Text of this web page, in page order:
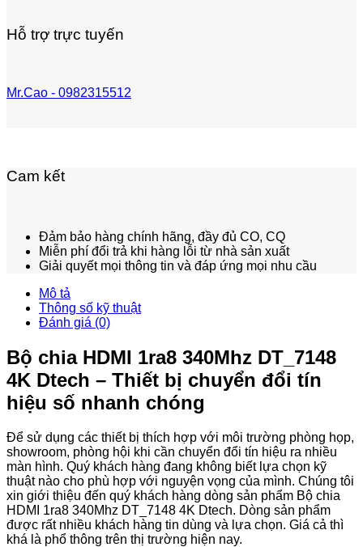
Hỗ trợ trực tuyến
Mr.Cao - 0982315512
Cam kết
Đảm bảo hàng chính hãng, đầy đủ CO, CQ
Miễn phí đổi trả khi hàng lỗi từ nhà sản xuất
Giải quyết mọi thông tin và đáp ứng mọi nhu cầu
Mô tả
Thông số kỹ thuật
Đánh giá (0)
Bộ chia HDMI 1ra8 340Mhz DT_7148
4K Dtech – Thiết bị chuyển đổi tín
hiệu số nhanh chóng
Để sử dụng các thiết bị thích hợp với môi trường phòng họp,
showroom, phòng hội khi cần chuyển đổi tín hiệu ra nhiều
màn hình. Quý khách hàng đang không biết lựa chọn kỹ
thuật nào cho phù hợp với nguyện vọng của mình. Chúng tôi
xin giới thiệu đến quý khách hàng dòng sản phẩm Bộ chia
HDMI 1ra8 340Mhz DT_7148 4K Dtech. Dòng sản phẩm
được rất nhiều khách hàng tin dùng và lựa chọn. Giá cả thì
khá là phổ thông trên thị trường hiện nay.